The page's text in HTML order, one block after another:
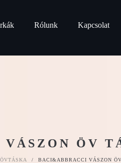
Rólunk Kapcsolat
ÖV
ÖVTÁSKA / BACI&ABBRACCI VÁSZON